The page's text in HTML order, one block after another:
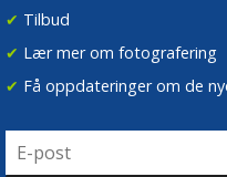
✔ Tilbud
✔ Lær mer om fotografering
✔ Få oppdateringer om de